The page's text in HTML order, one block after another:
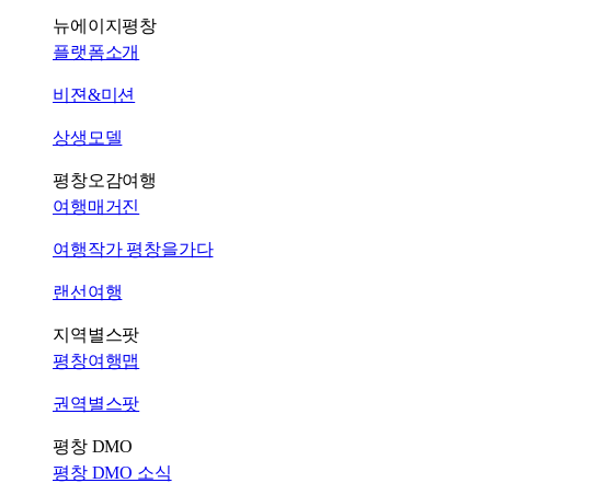
뉴에이지평창
플랫폼소개
비젼&미션
상생모델
평창오감여행
여행매거진
여행작가 평창을가다
랜선여행
지역별스팟
평창여행맵
권역별스팟
평창 DMO
평창 DMO 소식